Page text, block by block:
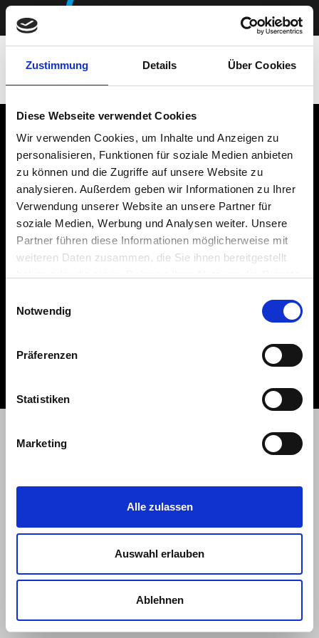
Zustimmung Details Über Cookies
Diese Webseite verwendet Cookies
Wir verwenden Cookies, um Inhalte und Anzeigen zu
personalisieren, Funktionen für soziale Medien anbieten
zu können und die Zugriffe auf unsere Website zu
analysieren. Außerdem geben wir Informationen zu Ihrer
Verwendung unserer Website an unsere Partner für
soziale Medien, Werbung und Analysen weiter. Unsere
Partner führen diese Informationen möglicherweise mit
weiteren Daten zusammen, die Sie ihnen bereitgestellt
Notwendig
Präferenzen
Statistiken
Marketing
Alle zulassen
Auswahl erlauben
Ablehnen
Paul Meyer Elektrotechnik GmbH
Borsigstraße 7 · 31061 Alfeld (Leine)
Tel. 05 181 / 85 27 962
Büro-Öffnungszeiten
Mo-Do: 8:00 – 15:00 Uhr
Freitag: 8:00 – 12:00 Uhr
Paul Meyer Elektrotechnik Socials: